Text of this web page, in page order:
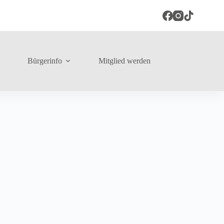
Bürgerinfo Mitglied werden